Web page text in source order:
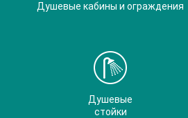
Душевые кабины и ограждения
Душевые
стойки